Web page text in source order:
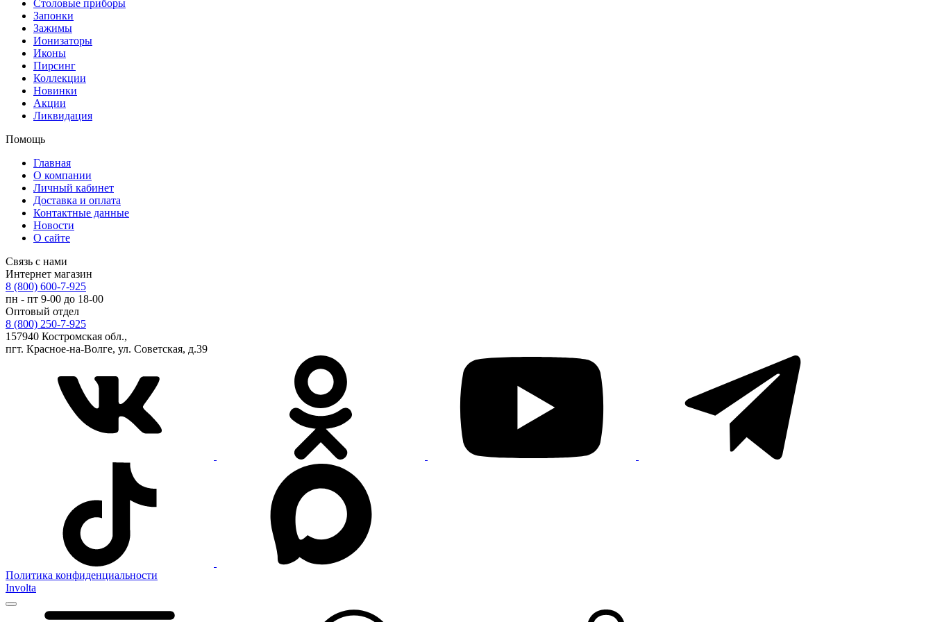
Столовые приборы
Запонки
Зажимы
Ионизаторы
Иконы
Пирсинг
Коллекции
Новинки
Акции
Ликвидация
Помощь
Главная
О компании
Личный кабинет
Доставка и оплата
Контактные данные
Новости
О сайте
Связь с нами
Интернет магазин
8 (800) 600-7-925
пн - пт 9-00 до 18-00
Оптовый отдел
8 (800) 250-7-925
157940 Костромская обл.,
пгт. Красное-на-Волге, ул. Советская, д.39
Политика конфиденциальности
Involta